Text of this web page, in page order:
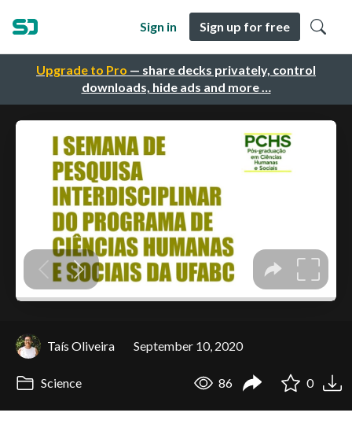
Upgrade to Pro — share decks privately, control
downloads, hide ads and more …
Sign in Sign up for free
Taís Oliveira September 10, 2020
Science 86 0